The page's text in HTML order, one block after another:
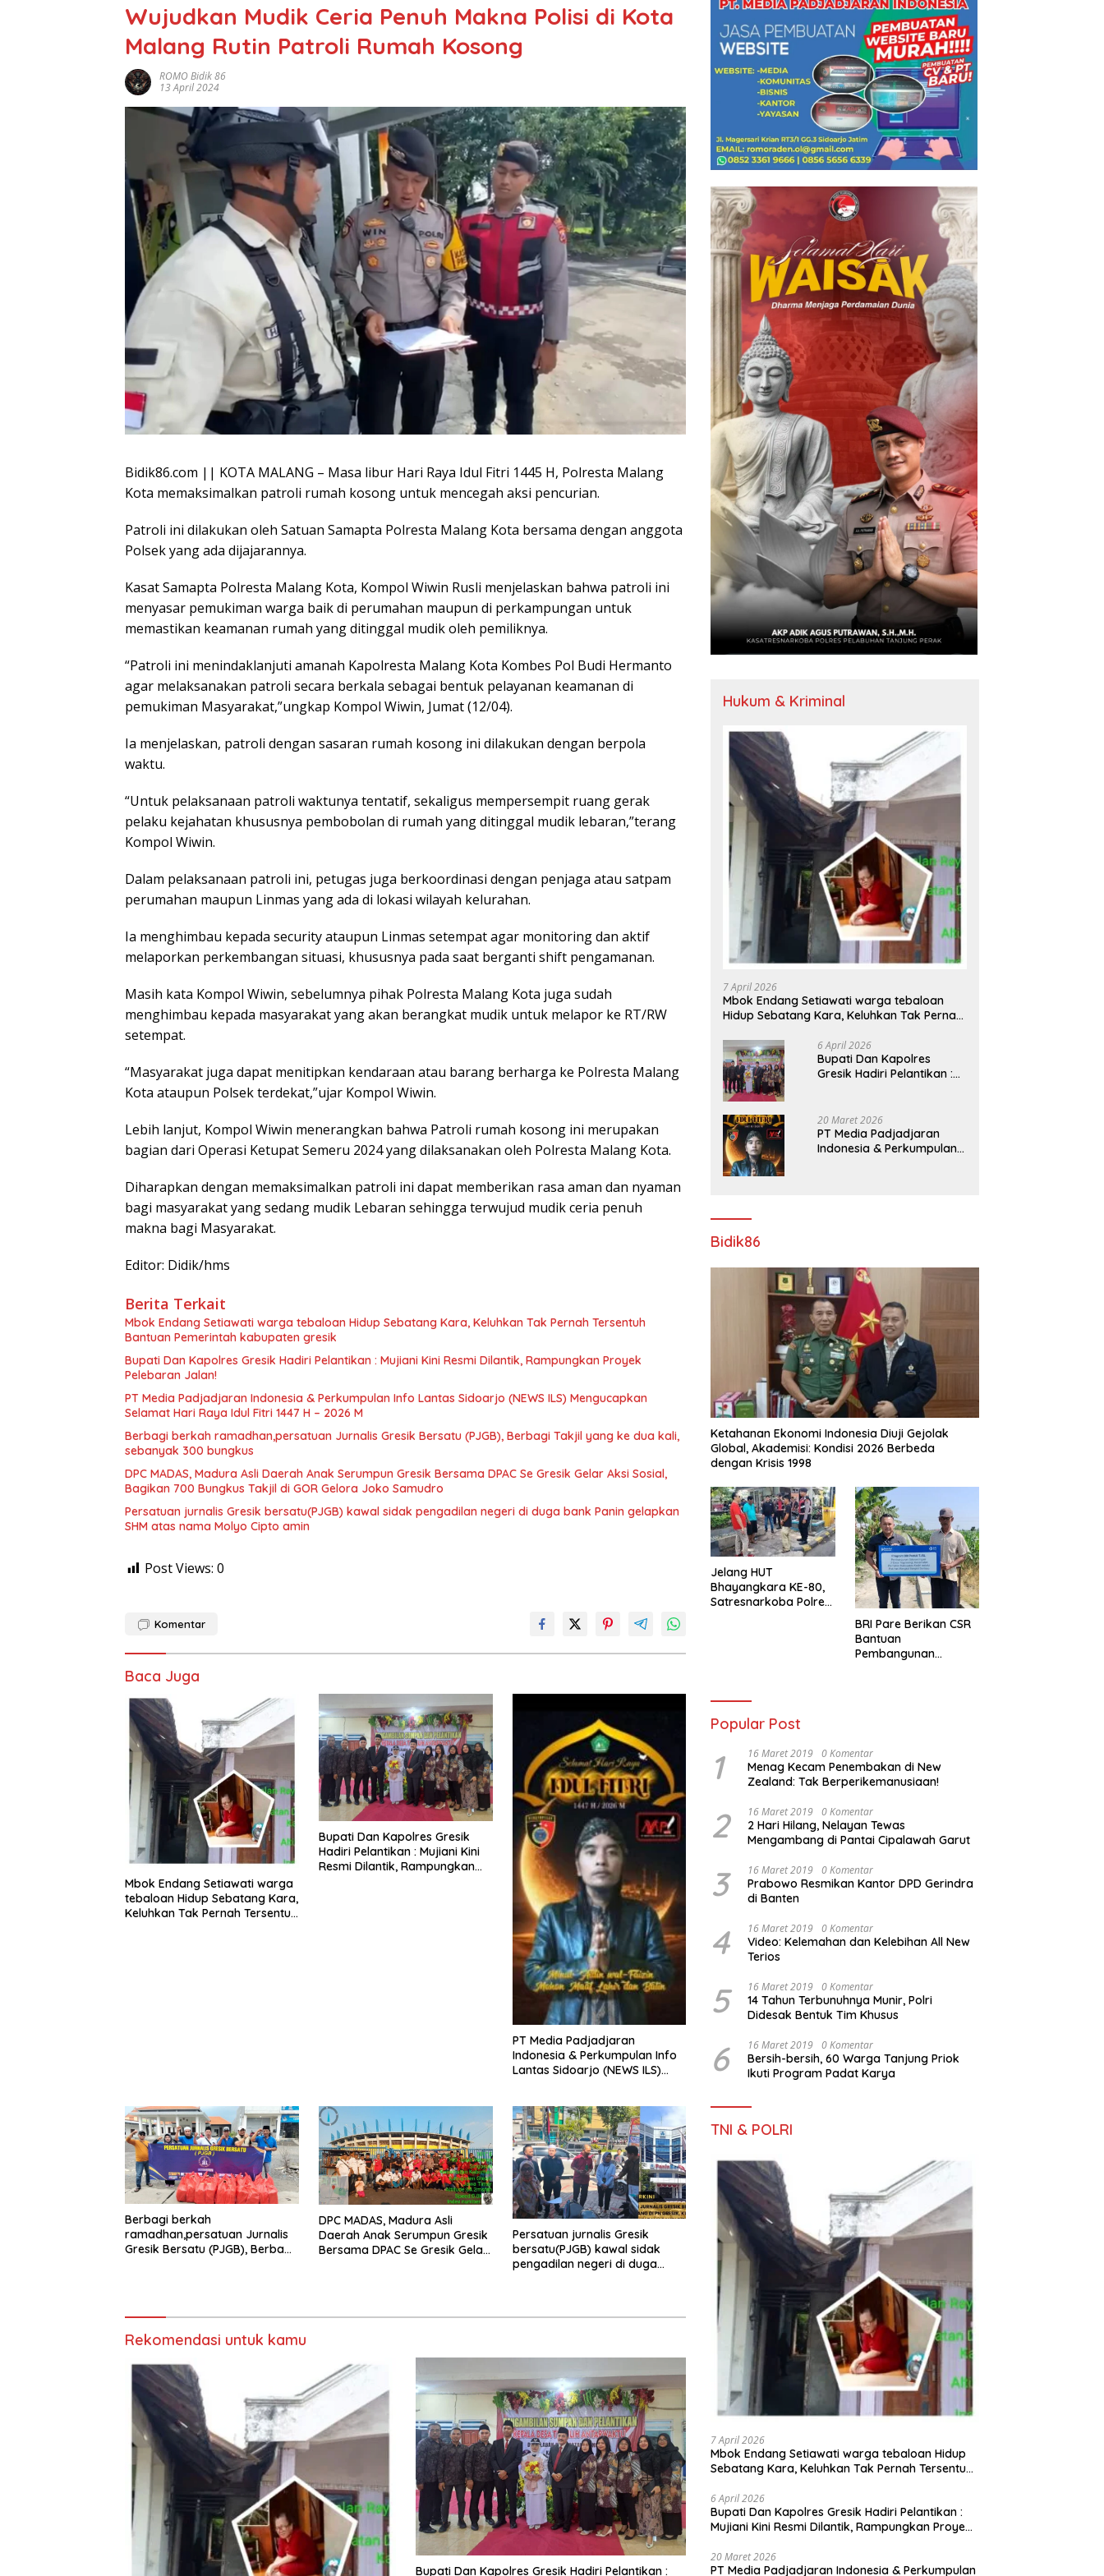
Wujudkan Mudik Ceria Penuh Makna Polisi di Kota
Malang Rutin Patroli Rumah Kosong
ROMO Bidik 86
13 April 2024
Bidik86.com || KOTA MALANG – Masa libur Hari Raya Idul Fitri 1445 H, Polresta Malang
Kota memaksimalkan patroli rumah kosong untuk mencegah aksi pencurian.
Patroli ini dilakukan oleh Satuan Samapta Polresta Malang Kota bersama dengan anggota
Polsek yang ada dijajarannya.
Kasat Samapta Polresta Malang Kota, Kompol Wiwin Rusli menjelaskan bahwa patroli ini
menyasar pemukiman warga baik di perumahan maupun di perkampungan untuk
memastikan keamanan rumah yang ditinggal mudik oleh pemiliknya.
“Patroli ini menindaklanjuti amanah Kapolresta Malang Kota Kombes Pol Budi Hermanto
agar melaksanakan patroli secara berkala sebagai bentuk pelayanan keamanan di
pemukiman Masyarakat,”ungkap Kompol Wiwin, Jumat (12/04).
Ia menjelaskan, patroli dengan sasaran rumah kosong ini dilakukan dengan berpola
waktu.
“Untuk pelaksanaan patroli waktunya tentatif, sekaligus mempersempit ruang gerak
pelaku kejahatan khususnya pembobolan di rumah yang ditinggal mudik lebaran,”terang
Kompol Wiwin.
Dalam pelaksanaan patroli ini, petugas juga berkoordinasi dengan penjaga atau satpam
perumahan maupun Linmas yang ada di lokasi wilayah kelurahan.
Ia menghimbau kepada security ataupun Linmas setempat agar monitoring dan aktif
melaporkan perkembangan situasi, khususnya pada saat berganti shift pengamanan.
Masih kata Kompol Wiwin, sebelumnya pihak Polresta Malang Kota juga sudah
menghimbau kepada masyarakat yang akan berangkat mudik untuk melapor ke RT/RW
setempat.
“Masyarakat juga dapat menitipkan kendaraan atau barang berharga ke Polresta Malang
Kota ataupun Polsek terdekat,”ujar Kompol Wiwin.
Lebih lanjut, Kompol Wiwin menerangkan bahwa Patroli rumah kosong ini merupakan
bagian dari Operasi Ketupat Semeru 2024 yang dilaksanakan oleh Polresta Malang Kota.
Diharapkan dengan memaksimalkan patroli ini dapat memberikan rasa aman dan nyaman
bagi masyarakat yang sedang mudik Lebaran sehingga terwujud mudik ceria penuh
makna bagi Masyarakat.
Editor: Didik/hms
Berita Terkait
Mbok Endang Setiawati warga tebaloan Hidup Sebatang Kara, Keluhkan Tak Pernah Tersentuh
Bantuan Pemerintah kabupaten gresik
​Bupati Dan Kapolres Gresik Hadiri Pelantikan : Mujiani Kini Resmi Dilantik, Rampungkan Proyek
Pelebaran Jalan!
PT Media Padjadjaran Indonesia & Perkumpulan Info Lantas Sidoarjo (NEWS ILS) Mengucapkan
Selamat Hari Raya Idul Fitri 1447 H – 2026 M
Berbagi berkah ramadhan,persatuan Jurnalis Gresik Bersatu (PJGB), Berbagi Takjil yang ke dua kali,
sebanyak 300 bungkus
DPC MADAS, Madura Asli Daerah Anak Serumpun Gresik Bersama DPAC Se Gresik Gelar Aksi Sosial,
Bagikan 700 Bungkus Takjil di GOR Gelora Joko Samudro
Persatuan jurnalis Gresik bersatu(PJGB) kawal sidak pengadilan negeri di duga bank Panin gelapkan
SHM atas nama Molyo Cipto amin
Post Views: 0
Komentar
Baca Juga
Mbok Endang Setiawati warga
tebaloan Hidup Sebatang Kara,
Keluhkan Tak Pernah Tersentuh
​Bupati Dan Kapolres Gresik
Hadiri Pelantikan : Mujiani Kini
Resmi Dilantik, Rampungkan
PT Media Padjadjaran
Indonesia & Perkumpulan Info
Lantas Sidoarjo (NEWS ILS)
Berbagi berkah
ramadhan,persatuan Jurnalis
Gresik Bersatu (PJGB), Berbagi
DPC MADAS, Madura Asli
Daerah Anak Serumpun Gresik
Bersama DPAC Se Gresik Gelar
Persatuan jurnalis Gresik
bersatu(PJGB) kawal sidak
pengadilan negeri di duga
Rekomendasi untuk kamu
​Bupati Dan Kapolres Gresik Hadiri Pelantikan :
Hukum & Kriminal
7 April 2026
Mbok Endang Setiawati warga tebaloan
Hidup Sebatang Kara, Keluhkan Tak Pernah
gresik
6 April 2026
​Bupati Dan Kapolres
Gresik Hadiri Pelantikan :
Pelebaran Jalan!
20 Maret 2026
PT Media Padjadjaran
Indonesia & Perkumpulan
Bidik86
Ketahanan Ekonomi Indonesia Diuji Gejolak
Global, Akademisi: Kondisi 2026 Berbeda
dengan Krisis 1998
Jelang HUT
Bhayangkara KE-80,
Satresnarkoba Polres
BRI Pare Berikan CSR
Bantuan
Pembangunan
Popular Post
1 16 Maret 2019 0 Komentar
Menag Kecam Penembakan di New
Zealand: Tak Berperikemanusiaan!
2 16 Maret 2019 0 Komentar
2 Hari Hilang, Nelayan Tewas
Mengambang di Pantai Cipalawah Garut
3 16 Maret 2019 0 Komentar
Prabowo Resmikan Kantor DPD Gerindra
di Banten
4 16 Maret 2019 0 Komentar
Video: Kelemahan dan Kelebihan All New
Terios
5 16 Maret 2019 0 Komentar
14 Tahun Terbunuhnya Munir, Polri
Didesak Bentuk Tim Khusus
6 16 Maret 2019 0 Komentar
Bersih-bersih, 60 Warga Tanjung Priok
Ikuti Program Padat Karya
TNI & POLRI
7 April 2026
Mbok Endang Setiawati warga tebaloan Hidup
Sebatang Kara, Keluhkan Tak Pernah Tersentuh
6 April 2026
​Bupati Dan Kapolres Gresik Hadiri Pelantikan :
Mujiani Kini Resmi Dilantik, Rampungkan Proyek
20 Maret 2026
PT Media Padjadjaran Indonesia & Perkumpulan